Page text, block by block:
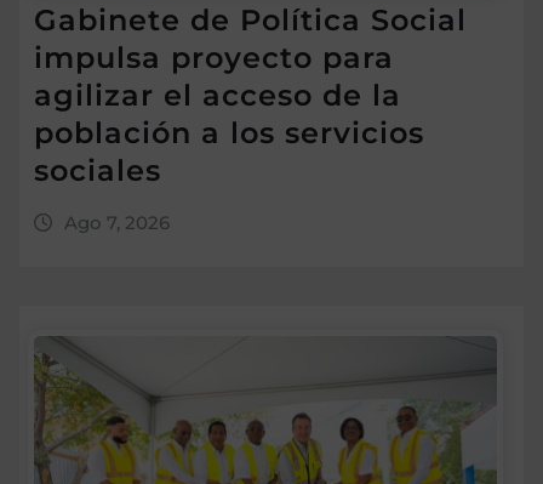
Gabinete de Política Social
impulsa proyecto para
agilizar el acceso de la
población a los servicios
sociales
Ago 7, 2026